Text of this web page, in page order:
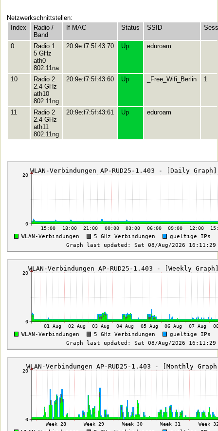
Netzwerkschnittstellen:
Index
Radio /
Band
If-MAC Status SSID
0
Radio 1
5 GHz
ath0
802.11na
20:9e:f7:5f:43:70 Up eduroam
10
Radio 2
2.4 GHz
ath10
802.11ng
20:9e:f7:5f:43:60 Up _Free_Wifi_Berlin 1
11
Radio 2
2.4 GHz
ath11
802.11ng
20:9e:f7:5f:43:61 Up eduroam